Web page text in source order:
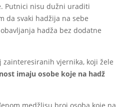
Putnici nisu dužni uraditi
da svaki hadžija na sebe
hadža bez dodatne
zainteresiranih vjernika, koji žele
imaju osobe koje na hadž